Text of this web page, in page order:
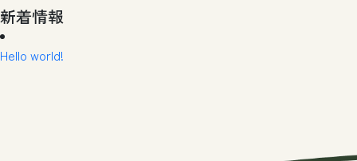
新着情報
Hello world!